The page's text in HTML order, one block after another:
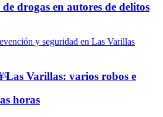
drogas en autores de delitos
Las Varillas: varios robos e
horas